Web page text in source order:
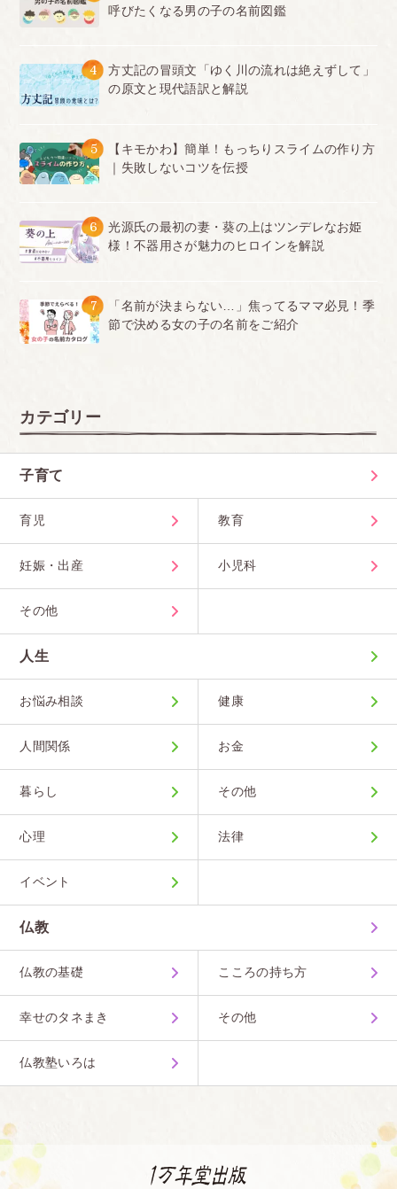
呼びたくなる男の子の名前図鑑
4
方丈記の冒頭文「ゆく川の流れは絶えずして」
の原文と現代語訳と解説
5
【キモかわ】簡単！もっちりスライムの作り方
｜失敗しないコツを伝授
6
光源氏の最初の妻・葵の上はツンデレなお姫
様！不器用さが魅力のヒロインを解説
7
「名前が決まらない…」焦ってるママ必見！季
節で決める女の子の名前をご紹介
カテゴリー
子育て
育児 教育
妊娠・出産 小児科
その他
人生
お悩み相談 健康
人間関係 お金
暮らし その他
心理 法律
イベント
仏教
仏教の基礎 こころの持ち方
幸せのタネまき その他
仏教塾いろは